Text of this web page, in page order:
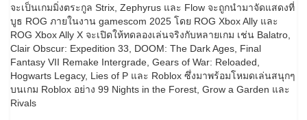
จะเป็นเกมมิ่งตระกูล Strix, Zephyrus และ Flow จะถูกนำมาจัดแสดงที่
บูธ ROG ภายในงาน gamescom 2025 โดย ROG Xbox Ally และ
ROG Xbox Ally X จะเปิดให้ทดลองเล่นจริงกับหลายเกม เช่น Balatro,
Clair Obscur: Expedition 33, DOOM: The Dark Ages, Final
Fantasy VII Remake Intergrade, Gears of War: Reloaded,
Hogwarts Legacy, Lies of P และ Roblox ซึ่งมาพร้อมโหมดเล่นสนุกๆ
บนเกม Roblox อย่าง 99 Nights in the Forest, Grow a Garden และ
Rivals